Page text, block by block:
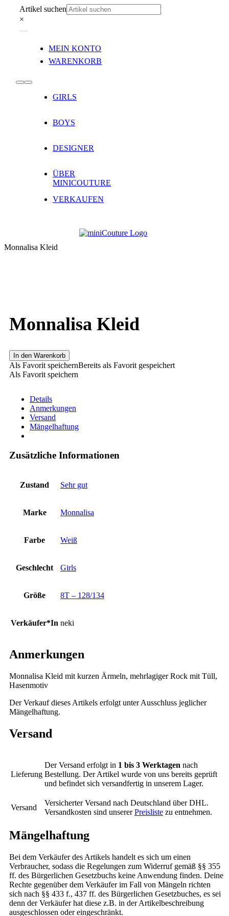
Inhalt
Artikel suchen
×
Navigation
MEIN KONTO
WARENKORB
Toggle
Navigation
GIRLS
BOYS
DESIGNER
ÜBER
MINICOUTURE
VERKAUFEN
Monnalisa Kleid
Monnalisa Kleid
In den Warenkorb
Als Favorit speichernBereits als Favorit gespeichert
Als Favorit speichern
Details
Anmerkungen
Versand
Mängelhaftung
Zusätzliche Informationen
Zustand Sehr gut
Marke Monnalisa
Farbe Weiß
Geschlecht Girls
Größe 8T – 128/134
Verkäufer*In neki
Anmerkungen
Monnalisa Kleid mit kurzen Ärmeln, mehrlagiger Rock mit Tüll,
Hasenmotiv
Der Verkauf dieses Artikels erfolgt unter Ausschluss jeglicher
Mängelhaftung.
Versand
Lieferung
Der Versand erfolgt in 1 bis 3 Werktagen nach
Bestellung. Der Artikel wurde von uns bereits geprüft
und befindet sich versandfertig in unserem Lager.
Versand
Versicherter Versand nach Deutschland über DHL.
Versandkosten sind unsererPreisliste zu entnehmen.
Mängelhaftung
Bei dem Verkäufer des Artikels handelt es sich um einen
Verbraucher, sodass die Regelungen zum Widerruf gemäß §§ 355
ff. des Bürgerlichen Gesetzbuchs keine Anwendung finden. Deine
Rechte gegenüber dem Verkäufer im Fall von Mängeln richten
sich nach §§ 433 f., 437 ff. des Bürgerlichen Gesetzbuches, es sei
denn der Verkäufer hat diese z.B. in der Artikelbeschreibung
ausgeschlossen oder eingeschränkt.